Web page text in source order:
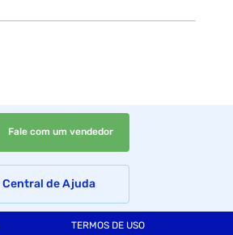
Fale com um vendedor
Central de Ajuda
TERMOS DE USO